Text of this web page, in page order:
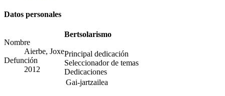
Datos personales
Nombre
Aierbe, Joxe
Defunción
2012
Bertsolarismo
Principal dedicación
Seleccionador de temas
Dedicaciones
Gai-jartzailea